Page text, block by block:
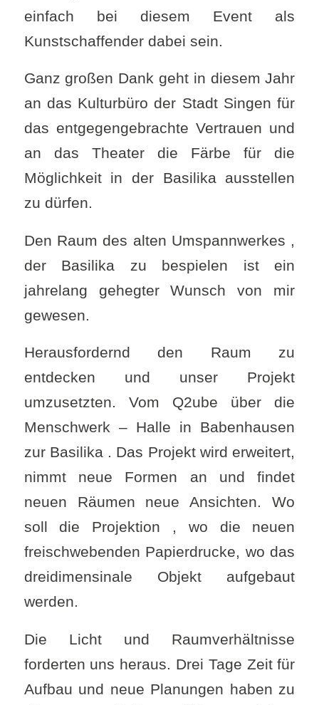
einfach bei diesem Event als
Kunstschaffender dabei sein.
Ganz großen Dank geht in diesem Jahr
an das Kulturbüro der Stadt Singen für
das entgegengebrachte Vertrauen und
an das Theater die Färbe für die
Möglichkeit in der Basilika ausstellen
zu dürfen.
Den Raum des alten Umspannwerkes ,
der Basilika zu bespielen ist ein
jahrelang gehegter Wunsch von mir
gewesen.
Herausfordernd den Raum zu
entdecken und unser Projekt
umzusetzten. Vom Q2ube über die
Menschwerk – Halle in Babenhausen
zur Basilika . Das Projekt wird erweitert,
nimmt neue Formen an und findet
neuen Räumen neue Ansichten. Wo
soll die Projektion , wo die neuen
freischwebenden Papierdrucke, wo das
dreidimensinale Objekt aufgebaut
werden.
Die Licht und Raumverhältnisse
forderten uns heraus. Drei Tage Zeit für
Aufbau und neue Planungen haben zu